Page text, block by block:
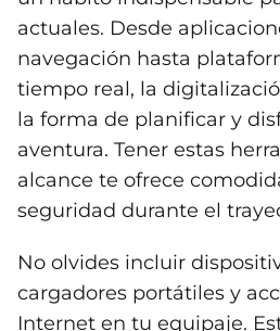
actuales. Desde
navegación hasta
tiempo real, la
la forma de planificar y
aventura. Tener estas
alcance te ofrece
seguridad durante el
No olvides incluir
cargadores portátiles y
Internet en tu equipaje.